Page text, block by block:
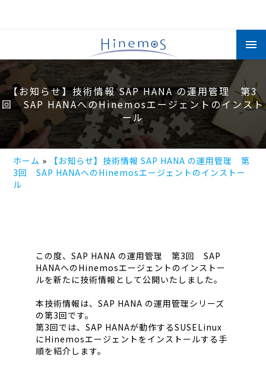
コ
ン
テ
に
【お知らせ】技術情報 SAP HANA の運用管理 第3
回 SAP HANAへのHinemosエージェントのインスト
ール
ホーム
【お知らせ】技術情報 SAP HANA の運用管理 第
3回 SAP HANAへのHinemosエージェントのインストー
ル
この度、SAP HANA の運用管理 第3回 SAP
HANAへのHinemosエージェントのインストー
ルを新たに技術情報として公開いたしました。
本技術情報は、SAP HANA の運用管理シリーズ
の第3回です。
第3回では、SAP HANAが動作するSUSELinux
にHinemosエージェントをインストールする手
順を紹介します。